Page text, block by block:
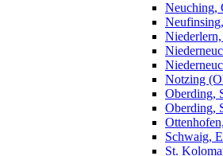
Neuching,
Notzing
Oberding,
Oberding,
Schwaig,
St.